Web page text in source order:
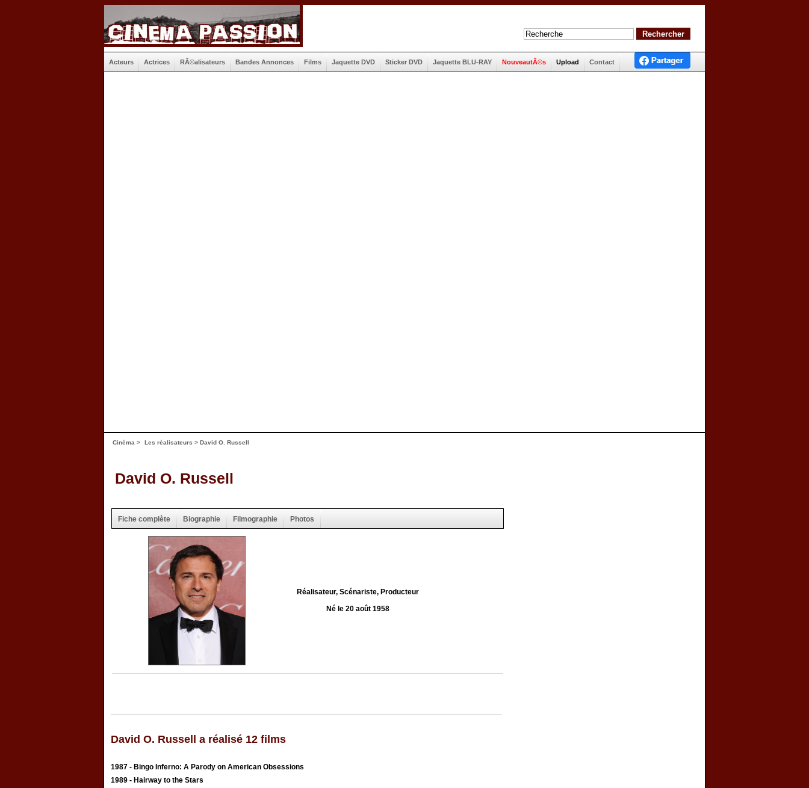
Acteurs Actrices RÃ©alisateurs Bandes Annonces Films Jaquette DVD Sticker DVD Jaquette BLU-RAY NouveautÃ©s Upload Contact
Cinéma > Les réalisateurs > David O. Russell
David O. Russell
Fiche complète Biographie Filmographie Photos
Réalisateur, Scénariste, Producteur
Né le 20 août 1958
David O. Russell a réalisé 12 films
1987 - Bingo Inferno: A Parody on American Obsessions
1989 - Hairway to the Stars